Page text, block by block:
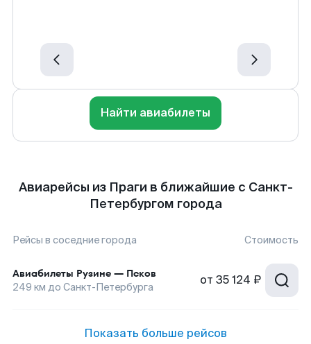
Найти авиабилеты
Авиарейсы из Праги в ближайшие с Санкт-
Петербургом города
Рейсы в соседние города Стоимость
Авиабилеты Рузине — Псков
249 км до Санкт-Петербурга от 35 124 ₽
Показать больше рейсов